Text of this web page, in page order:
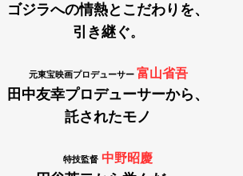
Pen Membership
Pen Meet Pen international
ゴジラへの情熱とこだわりを、
引き継ぐ。
元東宝映画プロデューサー 富山省吾
田中友幸プロデューサーから、
託されたモノ
特技監督 中野昭慶